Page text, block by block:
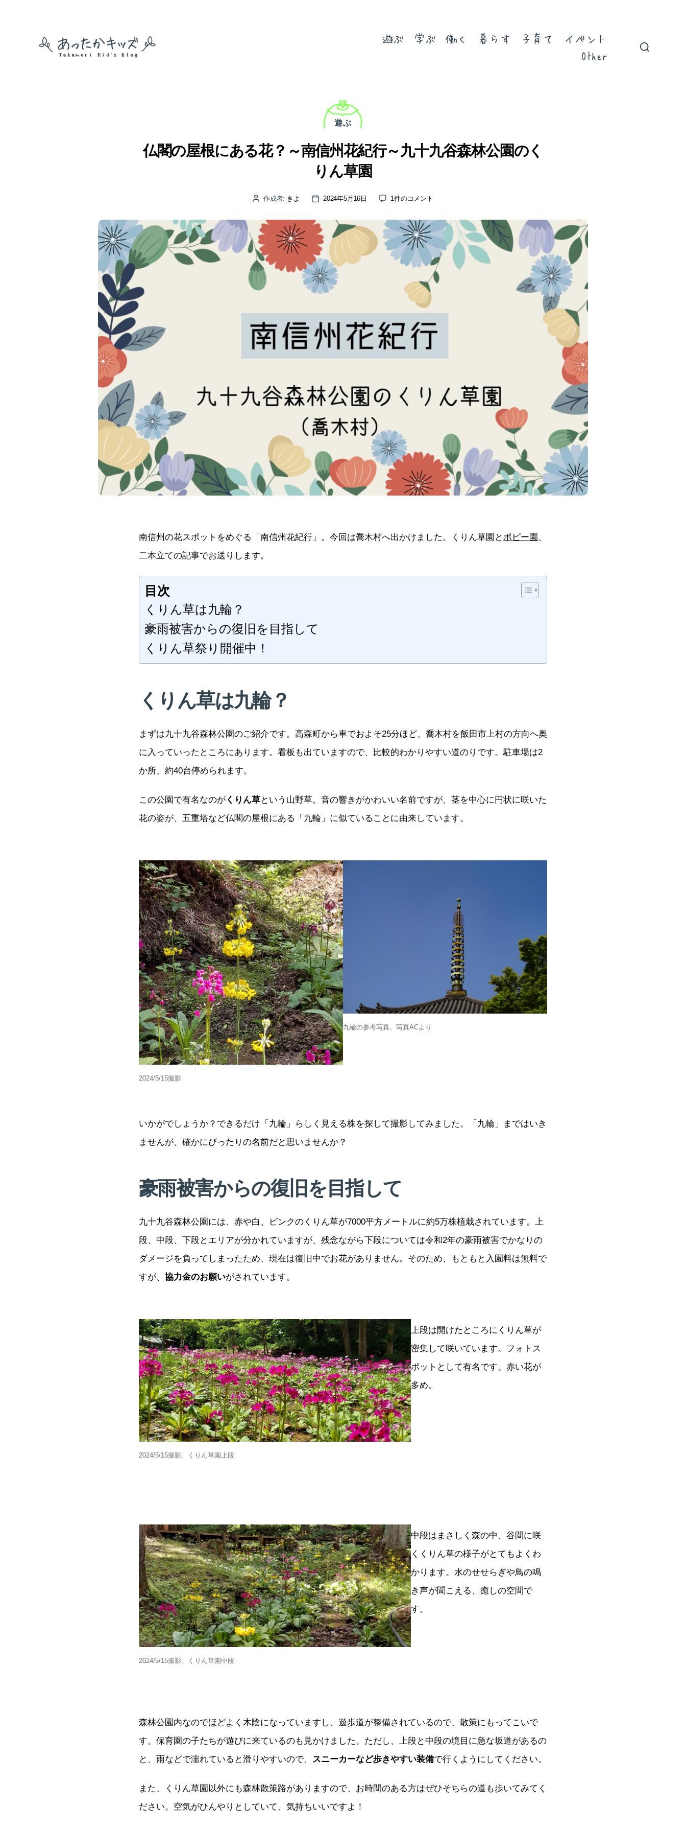
遊ぶ 学ぶ 働く 暮らす 子育て
イベント
Other
カ
テ
ゴ
遊ぶ
仏閣の屋根にある花？～南信州花紀行～九十九谷森林公園のく
りん草園
投
者
作成者: きよ
投
日
2024年5月16日
仏
屋
根
に
あ
州
花
紀
行
谷
園
の
く
り
ん
草
園
1件のコメント
南信州の花スポットをめぐる「南信州花紀行」。今回は喬木村へ出かけました。くりん草園とポピー園 、
二本立ての記事でお送りします。
目次
くりん草は九輪？
豪雨被害からの復旧を目指して
くりん草祭り開催中！
くりん草は九輪？
まずは九十九谷森林公園のご紹介です。高森町から車でおよそ25分ほど、喬木村を飯田市上村の方向へ奥
に入っていったところにあります。看板も出ていますので、比較的わかりやすい道のりです。駐車場は2
か所、約40台停められます。
この公園で有名なのが くりん草という山野草。音の響きがかわいい名前ですが、茎を中心に円状に咲いた
花の姿が、五重塔など仏閣の屋根にある「九輪」に似ていることに由来しています。
2024/5/15撮影
九輪の参考写真、写真ACより
いかがでしょうか？できるだけ「九輪」らしく見える株を探して撮影してみました。「九輪」まではいき
ませんが、確かにぴったりの名前だと思いませんか？
豪雨被害からの復旧を目指して
九十九谷森林公園には、赤や白、ピンクのくりん草が7000平方メートルに約5万株植栽されています。上
段、中段、下段とエリアが分かれていますが、残念ながら下段については令和2年の豪雨被害でかなりの
ダメージを負ってしまったため、現在は復旧中でお花がありません。そのため、もともと入園料は無料で
すが、 協力金のお願いがされています。
2024/5/15撮影、くりん草園上段
上段は開けたところにくりん草が
密集して咲いています。フォトス
ポットとして有名です。赤い花が
多め。
2024/5/15撮影、くりん草園中段
中段はまさしく森の中、谷間に咲
くくりん草の様子がとてもよくわ
かります。水のせせらぎや鳥の鳴
き声が聞こえる、癒しの空間で
す。
森林公園内なのでほどよく木陰になっていますし、遊歩道が整備されているので、散策にもってこいで
す。保育園の子たちが遊びに来ているのも見かけました。ただし、上段と中段の境目に急な坂道があるの
と、雨などで濡れていると滑りやすいので、 スニーカーなど歩きやすい装備で行くようにしてください。
また、くりん草園以外にも森林散策路がありますので、お時間のある方はぜひそちらの道も歩いてみてく
ださい。空気がひんやりとしていて、気持ちいいですよ！